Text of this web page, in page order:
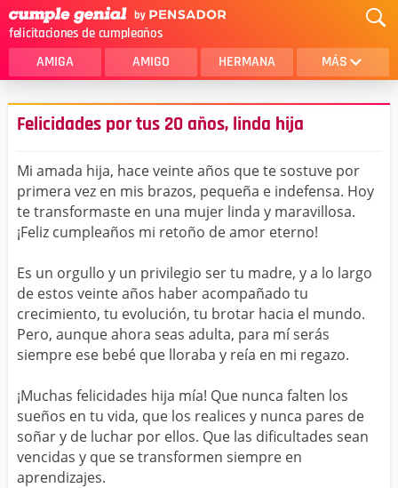
felicitaciones de cumpleaños
AMIGA AMIGO HERMANA MÁS
MAMA
AMOR
SOBRINA
HIJA
HERMANO
HIJO
PAPA
HOMBRE
TIA
CUÑADA
ALGUIEN ESPECIAL
PRIMO
TODAS LAS CATEGORÍAS
Felicidades por tus 20 años, linda hija
Mi amada hija, hace veinte años que te sostuve por
primera vez en mis brazos, pequeña e indefensa. Hoy
te transformaste en una mujer linda y maravillosa.
¡Feliz cumpleaños mi retoño de amor eterno!
Es un orgullo y un privilegio ser tu madre, y a lo largo
de estos veinte años haber acompañado tu
crecimiento, tu evolución, tu brotar hacia el mundo.
Pero, aunque ahora seas adulta, para mí serás
siempre ese bebé que lloraba y reía en mi regazo.
¡Muchas felicidades hija mía! Que nunca falten los
sueños en tu vida, que los realices y nunca pares de
soñar y de luchar por ellos. Que las dificultades sean
vencidas y que se transformen siempre en
aprendizajes.